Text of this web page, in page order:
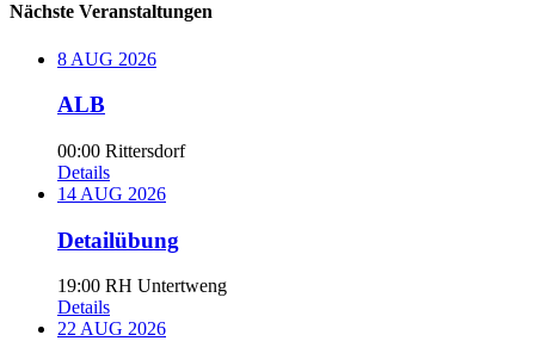
Nächste Veranstaltungen
8 AUG 2026
ALB
00:00 Rittersdorf
Details
14 AUG 2026
Detailübung
19:00 RH Untertweng
Details
22AUG 2026